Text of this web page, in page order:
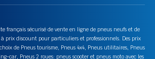
français sécurisé de vente en ligne de pneus neufs et de
prix discount pour particuliers et professionnels. Des prix
de Pneus tourisme, Pneus 4x4, Pneus utilitaires, Pneus
car, Pneus 2 roues: pneus scooter et pneus moto avec les